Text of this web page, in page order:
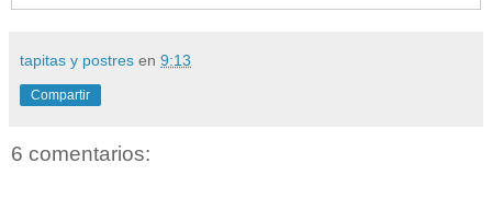
tapitas y postres en 9:13
Compartir
6 comentarios: